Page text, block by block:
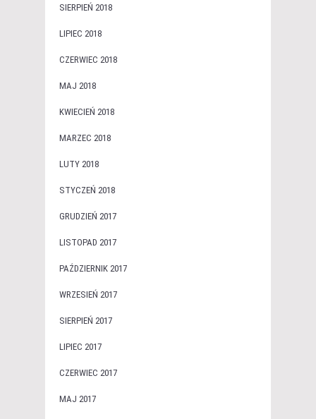
SIERPIEŃ 2018
LIPIEC 2018
CZERWIEC 2018
MAJ 2018
KWIECIEŃ 2018
MARZEC 2018
LUTY 2018
STYCZEŃ 2018
GRUDZIEŃ 2017
LISTOPAD 2017
PAŹDZIERNIK 2017
WRZESIEŃ 2017
SIERPIEŃ 2017
LIPIEC 2017
CZERWIEC 2017
MAJ 2017